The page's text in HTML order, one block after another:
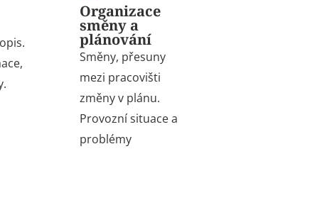
Organizace
směny a
plánování
Směny, přesuny
mezi pracovišti
změny v plánu.
Provozní situace a
problémy